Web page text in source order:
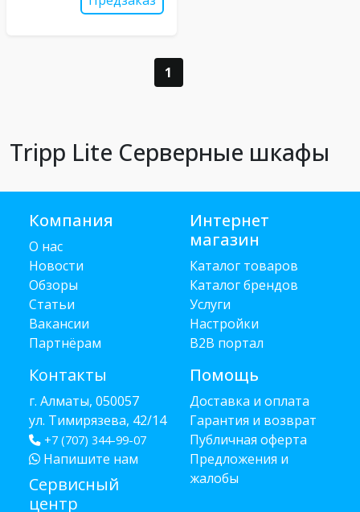
1
Tripp Lite Серверные шкафы
Компания
О нас
Новости
Обзоры
Статьи
Вакансии
Партнёрам
Контакты
г. Алматы, 050057
ул. Тимирязева, 42/14
+7 (707) 344-99-07
Напишите нам
Сервисный
центр
Интернет
магазин
Каталог товаров
Каталог брендов
Услуги
Настройки
B2B портал
Помощь
Доставка и оплата
Гарантия и возврат
Публичная оферта
Предложения и
жалобы